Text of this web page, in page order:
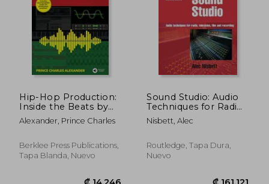
Hip-Hop Production:
Inside the Beats by
Prince Charles
Alexander - Includes
for Production
Practice! (en Inglés)
Alexander, Prince Charles
Berklee Press Publications,
Tapa Blanda, Nuevo
Sound Studio: Audio
Techniques for Radio,
Television, Film and
Recording (en Inglés)
Nisbett, Alec
Routledge, Tapa Dura,
Nuevo